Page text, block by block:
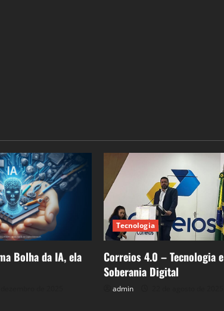
Bolha da IA, ela
Tecnologia
Correios 4.0 – Tecnologia e
Soberania Digital
admin